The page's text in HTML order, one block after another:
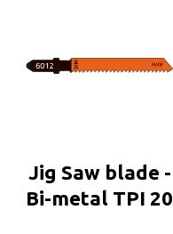
Jig Saw blade -
Bi-metal TPI 20